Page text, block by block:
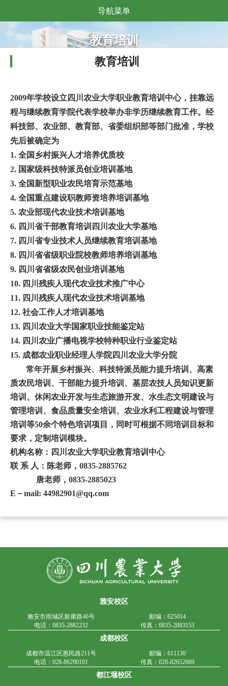
导航菜单
教育培训
教育培训
2009年学校设立四川农业大学职业教育培训中心，挂靠远
程与继续教育学院代表学校举办非学历继续教育工作。经
科技部、农业部、教育部、省委组织部等部门批准，学校
先后被确定为
1. 全国乡村振兴人才培养优质校
2. 国家级科技特派员创业培训基地
3. 全国新型职业农民培育示范基地
4. 全国重点建设职教师资培养培训基地
5. 农业部现代农业技术培训基地
6. 四川省干部教育培训四川农业大学基地
7. 四川省专业技术人员继续教育培训基地
8. 四川省省级职业院校教师培养培训基地
9. 四川省省级农民创业培训基地
10. 四川残疾人现代农业技术推广中心
11. 四川残疾人现代农业技术培训基地
12. 社会工作人才培训基地
13. 四川农业大学国家职业技能鉴定站
14. 四川农业广播电视学校特种职业行业鉴定站
15. 成都农业职业经理人学院四川农业大学分院
常年开展乡村振兴、科技特派员能力提升培训、高素
质农民培训、干部能力提升培训、基层农技人员知识更新
培训、休闲农业开发与生态旅游开发、水生态文明建设与
管理培训、食品质量安全培训、农业水利工程建设与管理
培训等50余个特色培训项目，同时可根据不同培训目标和
要求，定制培训模块。
机构名称：四川农业大学职业教育培训中心
联 系 人：陈老师， 0835-2885762
唐老师， 0835-2885023
E －mail: 44982901@qq.com
雅安校区
雅安市雨城区新康路46号
邮编：625014
电话：0835-2882232
传真：0835-2883153
成都校区
成都市温江区惠民路211号
邮编：611130
电话：028-86290101
传真：028-82652669
都江堰校区